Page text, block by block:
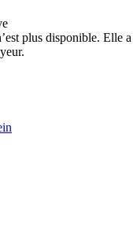
plus disponible. Elle